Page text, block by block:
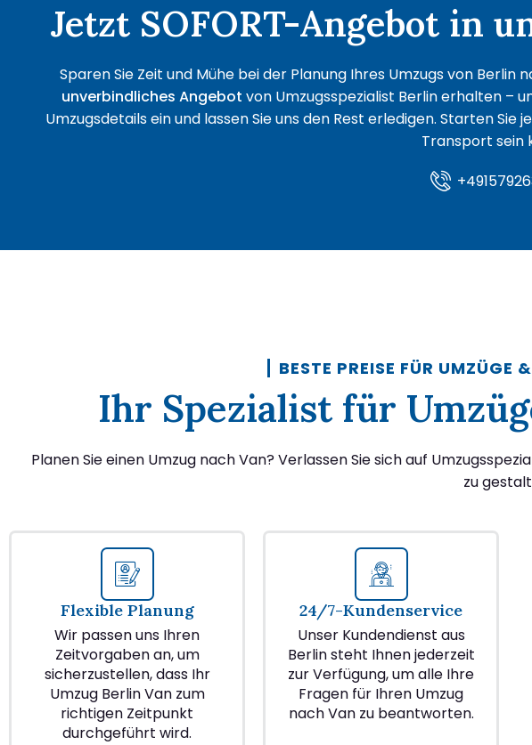
Jetzt SOFORT-Angebot in
Sparen Sie Zeit und Mühe bei der Planung Ihres Umzugs von
unverbindliches Angebot von Umzugsspezialist Berlin erhalten –
Umzugsdetails ein und lassen Sie uns den Rest erledigen. Starten
Transport sein
BESTE PREISE FÜR UMZÜGE
Ihr Spezialist für
Planen Sie einen Umzug nach Van? Verlassen Sie sich auf
zu
Flexible Planung
Wir passen uns Ihren
Zeitvorgaben an, um
sicherzustellen, dass Ihr
Umzug Berlin Van zum
richtigen Zeitpunkt
durchgeführt wird.
24/7-Kundenservice
Unser Kundendienst aus
Berlin steht Ihnen jederzeit
zur Verfügung, um alle Ihre
Fragen für Ihren Umzug
nach Van zu beantworten.